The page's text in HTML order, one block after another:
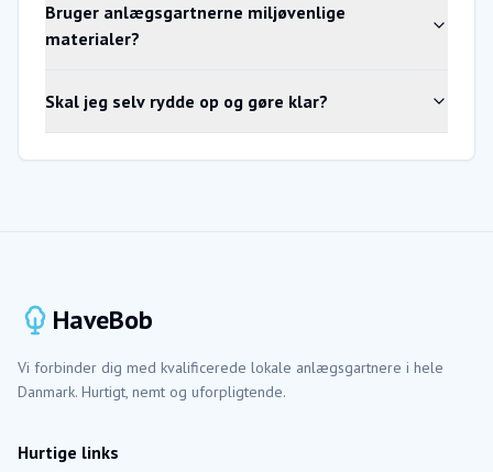
Bruger anlægsgartnerne miljøvenlige
materialer?
Skal jeg selv rydde op og gøre klar?
HaveBob
Vi forbinder dig med kvalificerede lokale anlægsgartnere i hele
Danmark. Hurtigt, nemt og uforpligtende.
Hurtige links